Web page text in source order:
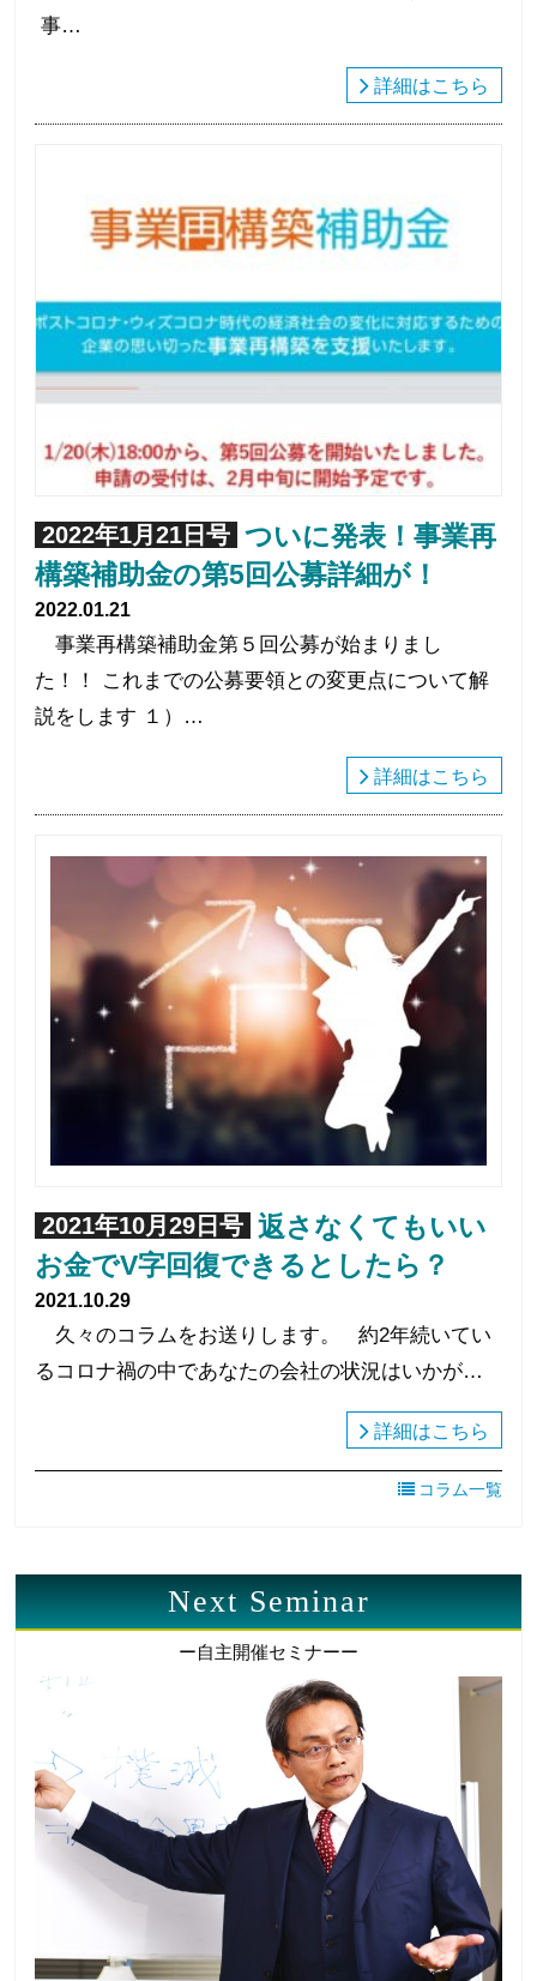
事…
詳細はこちら
2022年1月21日号 ついに発表！事業再
構築補助金の第5回公募詳細が！
2022.01.21
事業再構築補助金第５回公募が始まりまし
た！！ これまでの公募要領との変更点について解
説をします １）…
詳細はこちら
2021年10月29日号 返さなくてもいい
お金でV字回復できるとしたら？
2021.10.29
久々のコラムをお送りします。 約2年続いてい
るコロナ禍の中であなたの会社の状況はいかが…
詳細はこちら
コラム一覧
Next Seminar
ー自主開催セミナーー